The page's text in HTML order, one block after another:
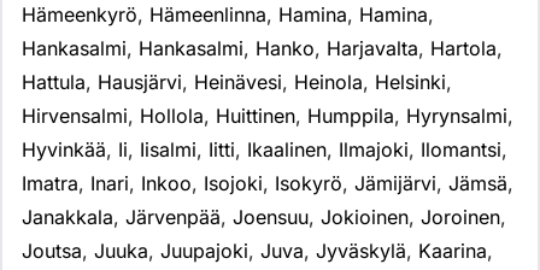
Hämeenkyrö, Hämeenlinna, Hamina, Hamina,
Hankasalmi, Hankasalmi, Hanko, Harjavalta, Hartola,
Hattula, Hausjärvi, Heinävesi, Heinola, Helsinki,
Hirvensalmi, Hollola, Huittinen, Humppila, Hyrynsalmi,
Hyvinkää, Ii, Iisalmi, Iitti, Ikaalinen, Ilmajoki, Ilomantsi,
Imatra, Inari, Inkoo, Isojoki, Isokyrö, Jämijärvi, Jämsä,
Janakkala, Järvenpää, Joensuu, Jokioinen, Joroinen,
Joutsa, Juuka, Juupajoki, Juva, Jyväskylä, Kaarina,